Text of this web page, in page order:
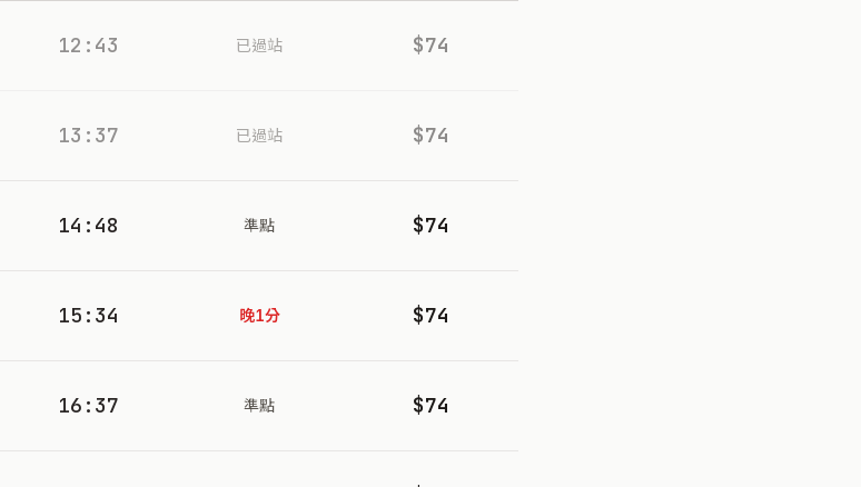
12:43 已過站 $74
13:37 已過站 $74
14:48 準點 $74
15:34 晚1分 $74
16:37 準點 $74